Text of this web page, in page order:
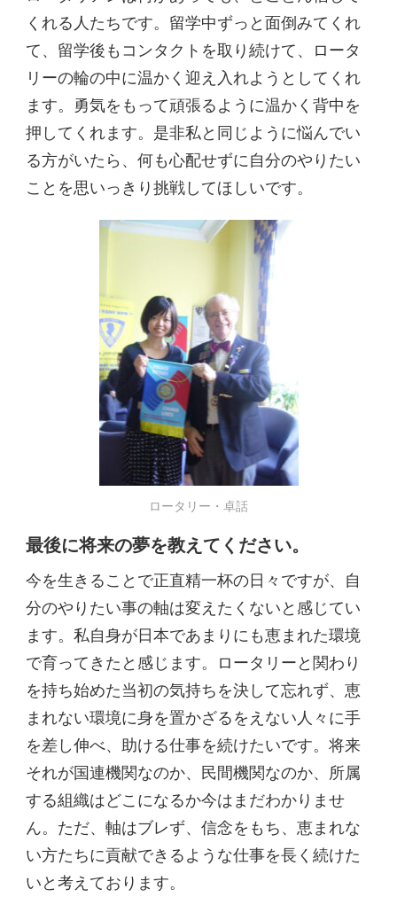
くれる人たちです。留学中ずっと面倒みてくれ
て、留学後もコンタクトを取り続けて、ロータ
リーの輪の中に温かく迎え入れようとしてくれ
ます。勇気をもって頑張るように温かく背中を
押してくれます。是非私と同じように悩んでい
る方がいたら、何も心配せずに自分のやりたい
ことを思いっきり挑戦してほしいです。
ロータリー・卓話
最後に将来の夢を教えてください。
今を生きることで正直精一杯の日々ですが、自
分のやりたい事の軸は変えたくないと感じてい
ます。私自身が日本であまりにも恵まれた環境
で育ってきたと感じます。ロータリーと関わり
を持ち始めた当初の気持ちを決して忘れず、恵
まれない環境に身を置かざるをえない人々に手
を差し伸べ、助ける仕事を続けたいです。将来
それが国連機関なのか、民間機関なのか、所属
する組織はどこになるか今はまだわかりませ
ん。ただ、軸はブレず、信念をもち、恵まれな
い方たちに貢献できるような仕事を長く続けた
いと考えております。